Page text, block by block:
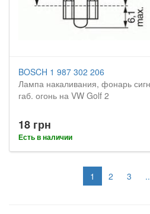
BOSCH 1 987 302 206
Лампа накаливания, фонарь
габ. огонь на VW Golf 2
18 грн
Есть в наличии
1 2 3